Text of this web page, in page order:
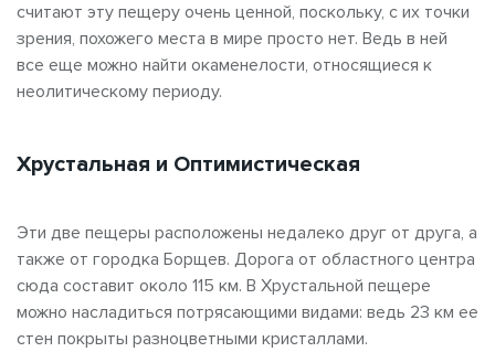
считают эту пещеру очень ценной, поскольку, с их точки
зрения, похожего места в мире просто нет. Ведь в ней
все еще можно найти окаменелости, относящиеся к
неолитическому периоду.
Хрустальная и Оптимистическая
Эти две пещеры расположены недалеко друг от друга, а
также от городка Борщев. Дорога от областного центра
сюда составит около 115 км. В Хрустальной пещере
можно насладиться потрясающими видами: ведь 23 км ее
стен покрыты разноцветными кристаллами.